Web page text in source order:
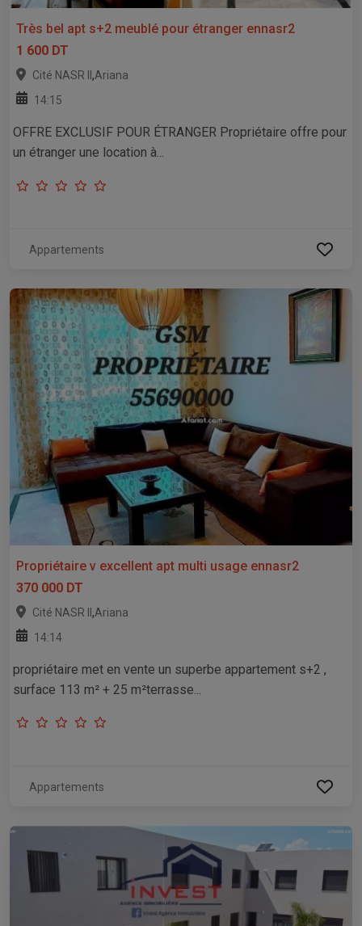
Très bel apt s+2 meublé pour étranger ennasr2
1 600 DT
Cité NASR II ,Ariana
14:15
OFFRE EXCLUSIF POUR ÉTRANGER Propriétaire offre pour
un étranger une location à...
Appartements
Propriétaire v excellent apt multi usage ennasr2
370 000 DT
Cité NASR II ,Ariana
14:14
propriétaire met en vente un superbe appartement s+2 ,
surface 113 m² + 25 m²terrasse...
Appartements